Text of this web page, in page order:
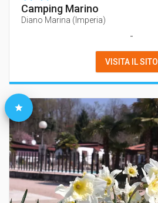
Camping Marino
Diano Marina ( Imperia)
-
VISITA IL SITO